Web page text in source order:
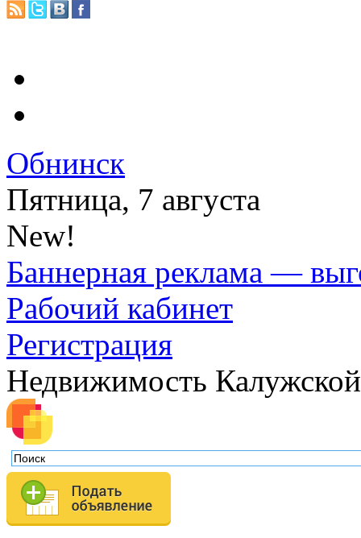
Обнинск
Пятница, 7 августа
New!
Баннерная реклама —
Рабочий кабинет
Регистрация
Недвижимость